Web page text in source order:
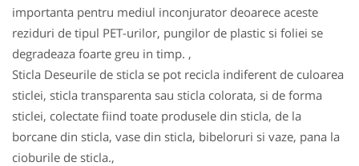
importanta pentru mediul inconjurator deoarece aceste
reziduri de tipul PET-urilor, pungilor de plastic si foliei se
degradeaza foarte greu in timp. ,
Sticla Deseurile de sticla se pot recicla indiferent de culoarea
sticlei, sticla transparenta sau sticla colorata, si de forma
sticlei, colectate fiind toate produsele din sticla, de la
borcane din sticla, vase din sticla, bibeloruri si vaze, pana la
cioburile de sticla.,